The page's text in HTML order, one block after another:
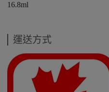
16.8ml
運送方式